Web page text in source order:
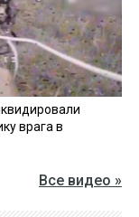
врага в
Все видео »